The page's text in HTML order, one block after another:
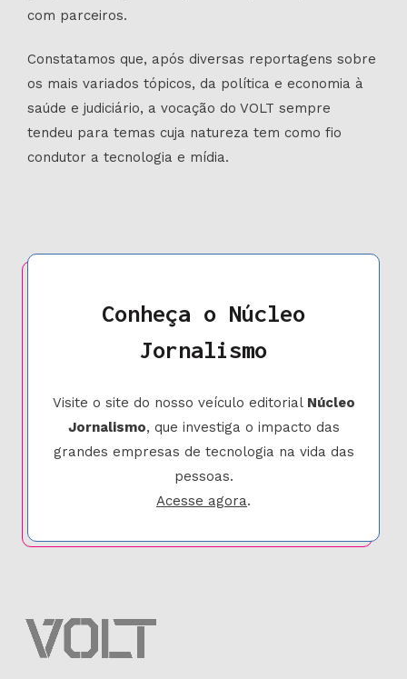
com parceiros.
Constatamos que, após diversas reportagens sobre
os mais variados tópicos, da política e economia à
saúde e judiciário, a vocação do VOLT sempre
tendeu para temas cuja natureza tem como fio
condutor a tecnologia e mídia.
Conheça o Núcleo
Jornalismo
Visite o site do nosso veículo editorial Núcleo
Jornalismo, que investiga o impacto das
grandes empresas de tecnologia na vida das
pessoas.
Acesse agora.